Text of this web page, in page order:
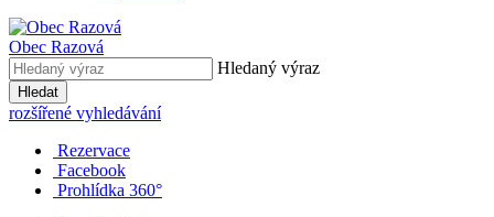
Obec Razová
Hledaný výraz
Hledat
rozšířené vyhledávání
Rezervace
Facebook
Prohlídka 360°